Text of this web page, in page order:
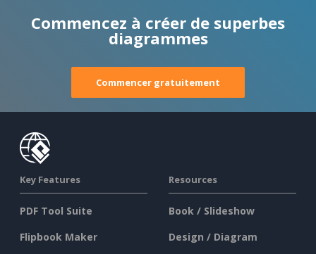
Commencez à créer de superbes
diagrammes
Commencer gratuitement
Key Features
PDF Tool Suite
Flipbook Maker
Resources
Book / Slideshow
Design / Diagram